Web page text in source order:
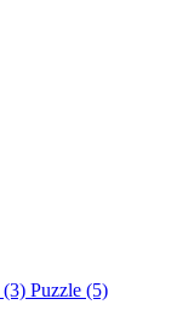
(3) Puzzle (5)